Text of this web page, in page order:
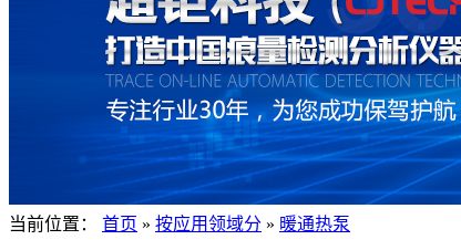
当前位置： 首页 » 按应用领域分 » 暖通热泵